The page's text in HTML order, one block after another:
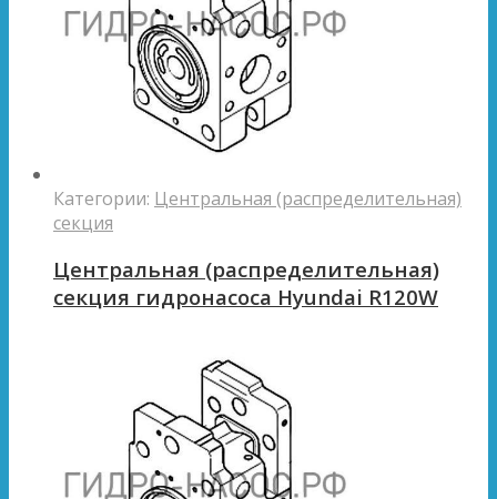
Категории: Центральная (распределительная)
секция
Центральная (распределительная)
секция гидронасоса Hyundai R120W